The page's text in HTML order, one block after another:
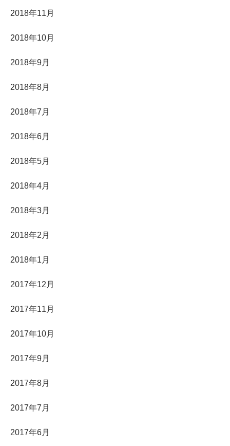
2018年11月
2018年10月
2018年9月
2018年8月
2018年7月
2018年6月
2018年5月
2018年4月
2018年3月
2018年2月
2018年1月
2017年12月
2017年11月
2017年10月
2017年9月
2017年8月
2017年7月
2017年6月